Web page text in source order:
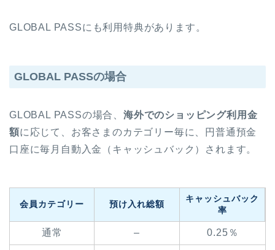
GLOBAL PASSにも利用特典があります。
GLOBAL PASSの場合
GLOBAL PASSの場合、 海外でのショッピング利用金
額に応じて、お客さまのカテゴリー毎に、円普通預金
口座に毎月自動入金（キャッシュバック）されます。
会員カテゴリー 預け入れ総額
キャッシュバック
率
通常 – 0.25％